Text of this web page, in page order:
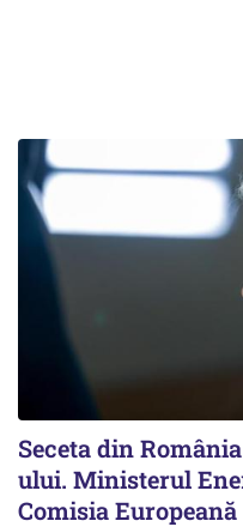
Seceta din
ului. Ministerul
Comisia Europeană